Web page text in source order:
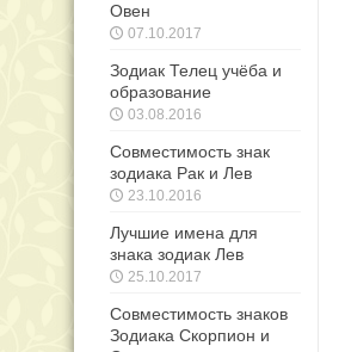
Овен
07.10.2017
Зодиак Телец учёба и
образование
03.08.2016
Совместимость знак
зодиака Рак и Лев
23.10.2016
Лучшие имена для
знака зодиак Лев
25.10.2017
Совместимость знаков
Зодиака Скорпион и